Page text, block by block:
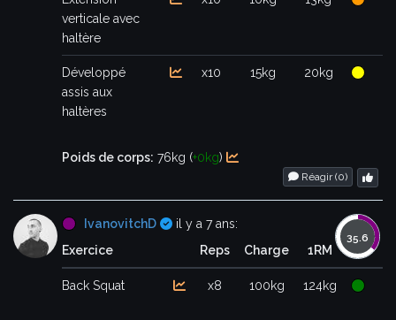
verticale avec
haltère
Développé
assis aux
haltères
x10 15kg 20kg
Poids de corps: 76kg (+0kg)
Réagir (0)
IvanovitchD Certifié
il y a 7 ans:
Exercice
Reps Charge 1RM
Back Squat x8 100kg 124kg